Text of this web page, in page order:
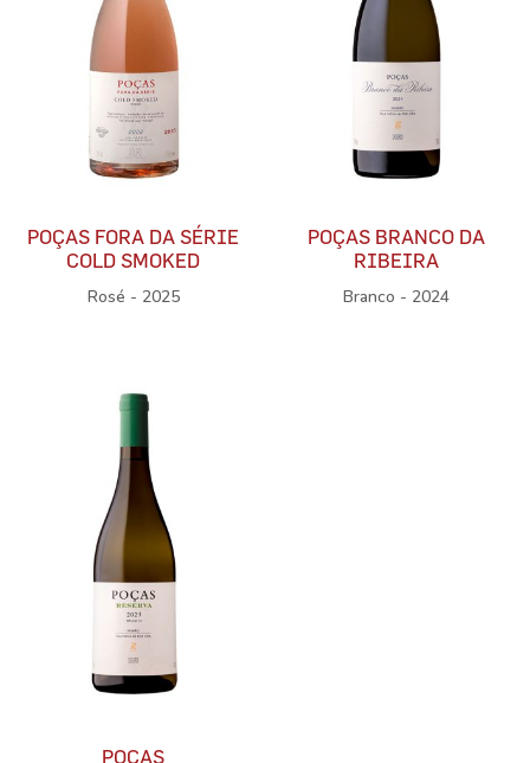
POÇAS FORA DA SÉRIE
COLD SMOKED
Rosé - 2025
POÇAS BRANCO DA
RIBEIRA
Branco - 2024
POÇAS